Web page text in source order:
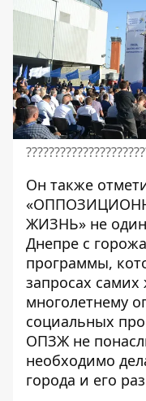
Он также
ЖИЗНЬ» не
Днепре с
программы,
запросах самих
многолетнему
социальных
ОПЗЖ не
необходимо
города и его